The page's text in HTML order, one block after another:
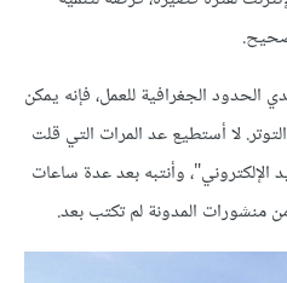
الحدود الجغرافية للعمل، فإنه يمكن
لا أستطيع عد المرات التي قلت
وأنتبه بعد عدة ساعات
منشورات المدونة لم تكتب بعد.